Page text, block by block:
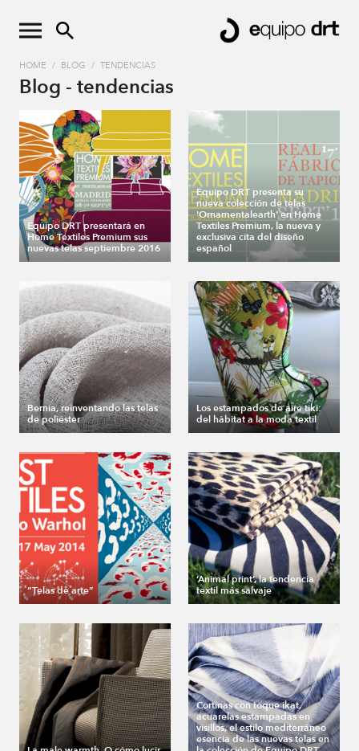
HOME / BLOG / TENDENCIAS
Blog - tendencias
Equipo DRT presentará en
Home Textiles Premium sus
nuevas telas septiembre 2016
Equipo DRT presenta su
nueva colección de telas
'Ornamentalearth' en Home
Textiles Premium, la nueva y
exclusiva cita del diseño
español
Bernia, reinventando las telas
de poliéster
Los estampados de aire tiki:
del hábitat a la moda textil
“Telas de arte”
‘Animal print’, la tendencia
textil más salvaje
Cortinas con toque ikat,
acuarelas estampadas en
visillos, el estilo mediterráneo
esencia de las nuevas telas en